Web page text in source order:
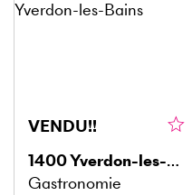
VENDU!!
1400Yverdon-les-Bains
Gastronomie